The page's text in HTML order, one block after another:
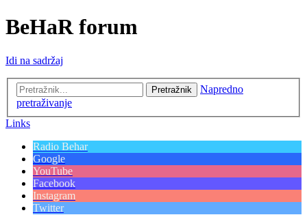
BeHaR forum
Idi na sadržaj
Pretražnik
Napredno
pretraživanje
Links
Radio Behar
Google
YouTube
Facebook
Instagram
Twitter